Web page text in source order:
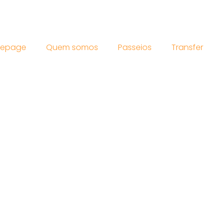
Quem somos Passeios Transfer